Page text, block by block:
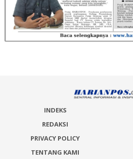
INDEKS
REDAKSI
PRIVACY POLICY
TENTANG KAMI